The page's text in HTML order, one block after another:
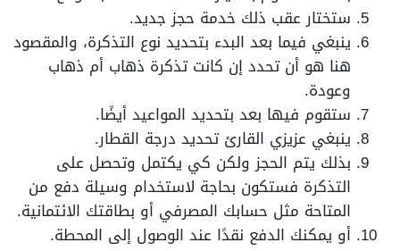
ستختار عقب ذلك خدمة حجز جديد.
ينبغي فيما بعد البدء بتحديد نوع التذكرة، والمقصود
هنا هو أن تحدد إن كانت تذكرة ذهاب أم ذهاب
وعودة.
ستقوم فيها بعد بتحديد المواعيد أيضًا.
ينبغي عزيزي القارئ تحديد درجة القطار.
بذلك يتم الحجز ولكن كي يكتمل وتحصل على
التذكرة فستكون بحاجة لاستخدام وسيلة دفع من
المتاحة مثل حسابك المصرفي أو بطاقتك الائتمانية.
أو يمكنك الدفع نقدًا عند الوصول إلى المحطة.